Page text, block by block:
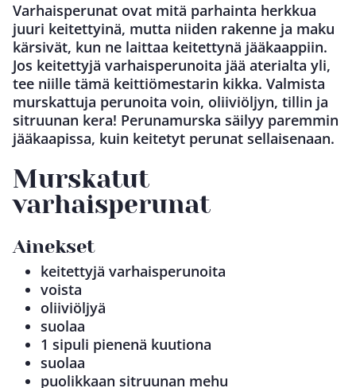
Varhaisperunat ovat mitä parhainta herkkua
juuri keitettyinä, mutta niiden rakenne ja maku
kärsivät, kun ne laittaa keitettynä jääkaappiin.
Jos keitettyjä varhaisperunoita jää aterialta yli,
tee niille tämä keittiömestarin kikka. Valmista
murskattuja perunoita voin, oliiviöljyn, tillin ja
sitruunan kera! Perunamurska säilyy paremmin
jääkaapissa, kuin keitetyt perunat sellaisenaan.
Murskatut
varhaisperunat
Ainekset
keitettyjä varhaisperunoita
voista
oliiviöljyä
suolaa
1 sipuli pienenä kuutiona
suolaa
puolikkaan sitruunan mehu